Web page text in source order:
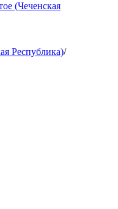
(Чеченская
Республика)/